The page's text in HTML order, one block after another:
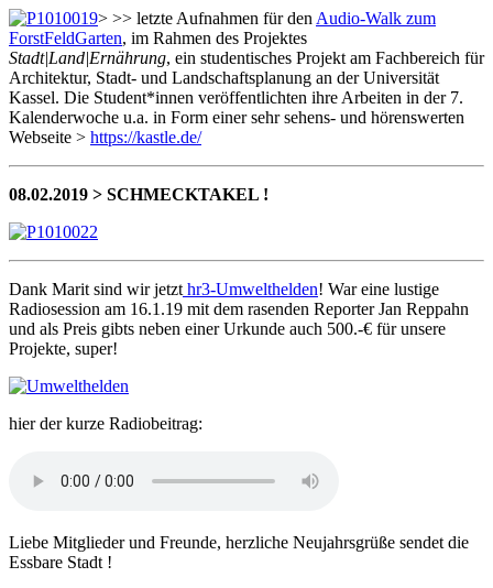
> >> letzte Aufnahmen für den Audio-Walk zum
ForstFeldGarten, im Rahmen des Projektes
Stadt|Land|Ernährung, ein studentisches Projekt am Fachbereich für
Architektur, Stadt- und Landschaftsplanung an der Universität
Kassel. Die Student*innen veröffentlichten ihre Arbeiten in der 7.
Kalenderwoche u.a. in Form einer sehr sehens- und hörenswerten
Webseite > https://kastle.de/
08.02.2019 > SCHMECKTAKEL !
Dank Marit sind wir jetzt hr3-Umwelthelden! War eine lustige
Radiosession am 16.1.19 mit dem rasenden Reporter Jan Reppahn
und als Preis gibts neben einer Urkunde auch 500.-€ für unsere
Projekte, super!
hier der kurze Radiobeitrag:
Liebe Mitglieder und Freunde, herzliche Neujahrsgrüße sendet die
Essbare Stadt !